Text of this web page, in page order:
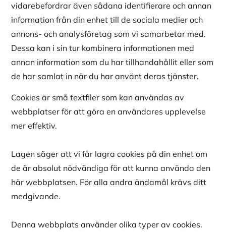
vidarebefordrar även sådana identifierare och annan
information från din enhet till de sociala medier och
annons- och analysföretag som vi samarbetar med.
Dessa kan i sin tur kombinera informationen med
annan information som du har tillhandahållit eller som
de har samlat in när du har använt deras tjänster.
Cookies är små textfiler som kan användas av
webbplatser för att göra en användares upplevelse
mer effektiv.
Lagen säger att vi får lagra cookies på din enhet om
de är absolut nödvändiga för att kunna använda den
här webbplatsen. För alla andra ändamål krävs ditt
medgivande.
Denna webbplats använder olika typer av cookies.